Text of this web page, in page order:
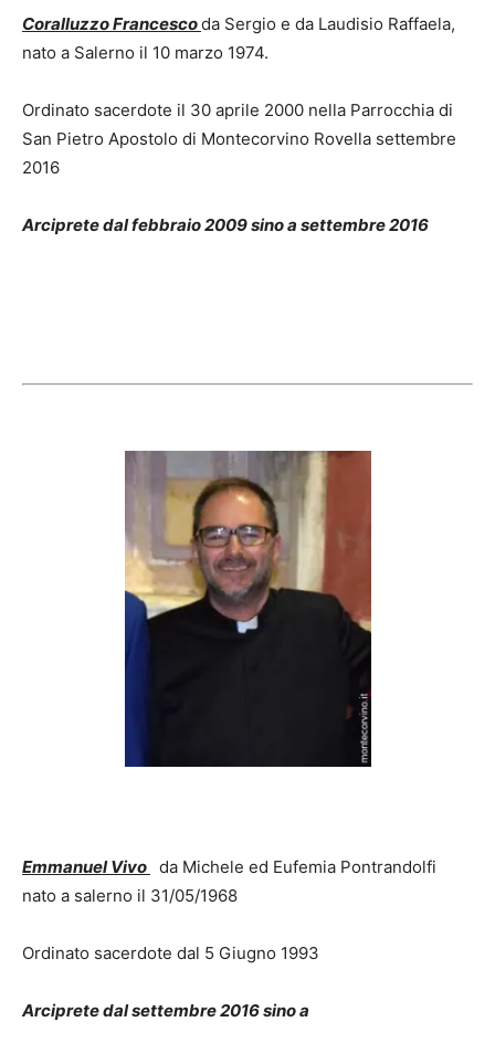
Coralluzzo Francescoda Sergio e da Laudisio Raffaela,
nato a Salerno il 10 marzo 1974.
Ordinato sacerdote il 30 aprile 2000 nella Parrocchia di
San Pietro Apostolo di Montecorvino Rovella settembre
2016
Arciprete dal febbraio 2009 sino a settembre 2016
Emmanuel Vivo da Michele ed Eufemia Pontrandolfi
nato a salerno il 31/05/1968
Ordinato sacerdote dal 5 Giugno 1993
Arciprete dal settembre 2016 sino a